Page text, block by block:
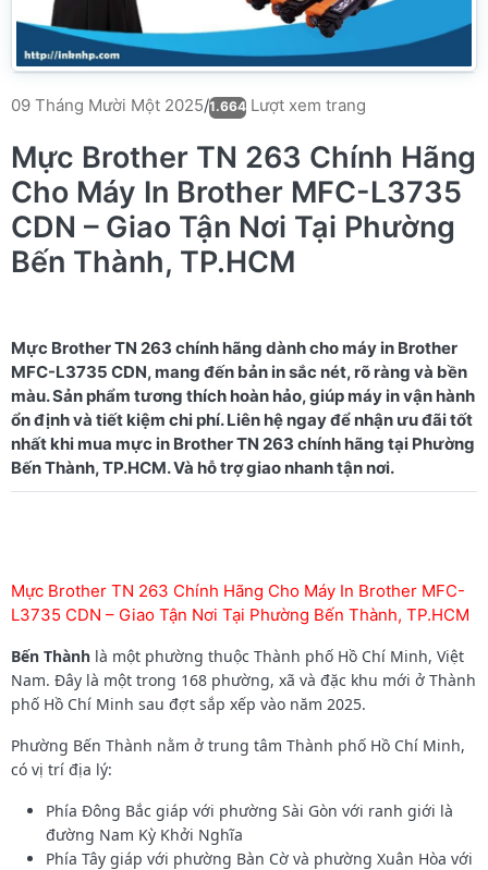
09 Tháng Mười Một 2025/1.664 Lượt xem trang
Mực Brother TN 263 Chính Hãng
Cho Máy In Brother MFC-L3735
CDN – Giao Tận Nơi Tại Phường
Bến Thành, TP.HCM
Mực Brother TN 263 chính hãng dành cho máy in Brother
MFC-L3735 CDN, mang đến bản in sắc nét, rõ ràng và bền
màu. Sản phẩm tương thích hoàn hảo, giúp máy in vận hành
ổn định và tiết kiệm chi phí. Liên hệ ngay để nhận ưu đãi tốt
nhất khi mua mực in Brother TN 263 chính hãng tại Phường
Mực Brother TN 263 Chính Hãng Cho Máy In Brother MFC-
L3735 CDN – Giao Tận Nơi Tại Phường Bến Thành, TP.HCM
Bến Thành là một phường thuộc Thành phố Hồ Chí Minh, Việt
Nam. Đây là một trong 168 phường, xã và đặc khu mới ở Thành
phố Hồ Chí Minh sau đợt sắp xếp vào năm 2025.
Phường Bến Thành nằm ở trung tâm Thành phố Hồ Chí Minh,
có vị trí địa lý:
Phía Đông Bắc giáp với phường Sài Gòn với ranh giới là
đường Nam Kỳ Khởi Nghĩa
Phía Tây giáp với phường Bàn Cờ và phường Xuân Hòa với